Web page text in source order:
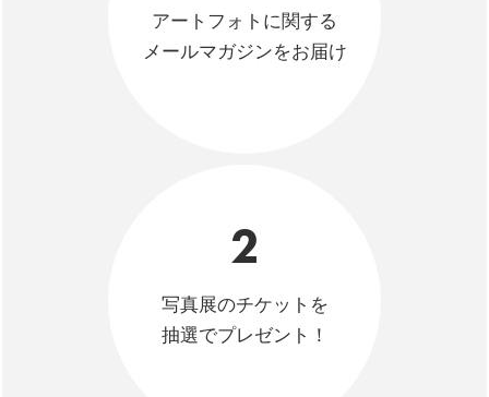
アートフォトに関する
メールマガジンをお届け
2
写真展のチケットを
抽選でプレゼント！